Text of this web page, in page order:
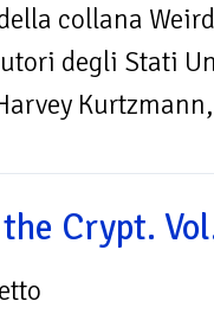
collana
degli Stati
Kurtzmann,
Crypt.